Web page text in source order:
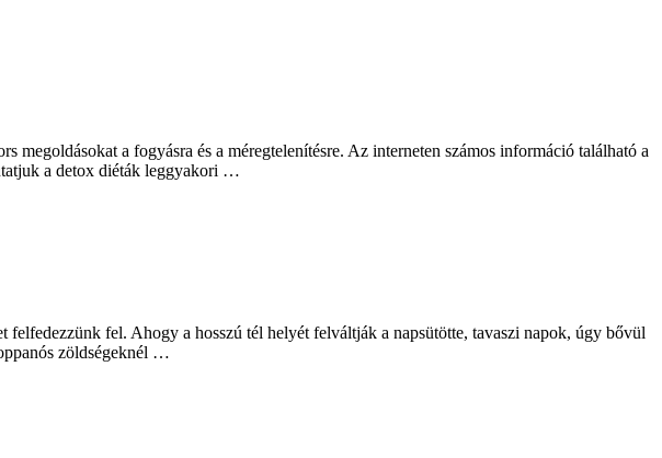
a fogyásra és a méregtelenítésre. Az interneten számos információ található a
a detox diéták leggyakori …
felfedezzünk fel. Ahogy a hosszú tél helyét felváltják a napsütötte, tavaszi napok, úgy bővül
zöldségeknél …